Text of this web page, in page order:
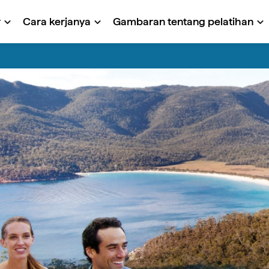
Cara kerjanya Gambaran tentang pelatihan